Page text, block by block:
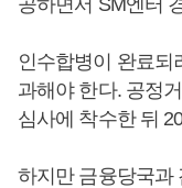
인수합병이 완료되
과해야 한다. 공정
심사에 착수한 뒤
하지만 금융당국과